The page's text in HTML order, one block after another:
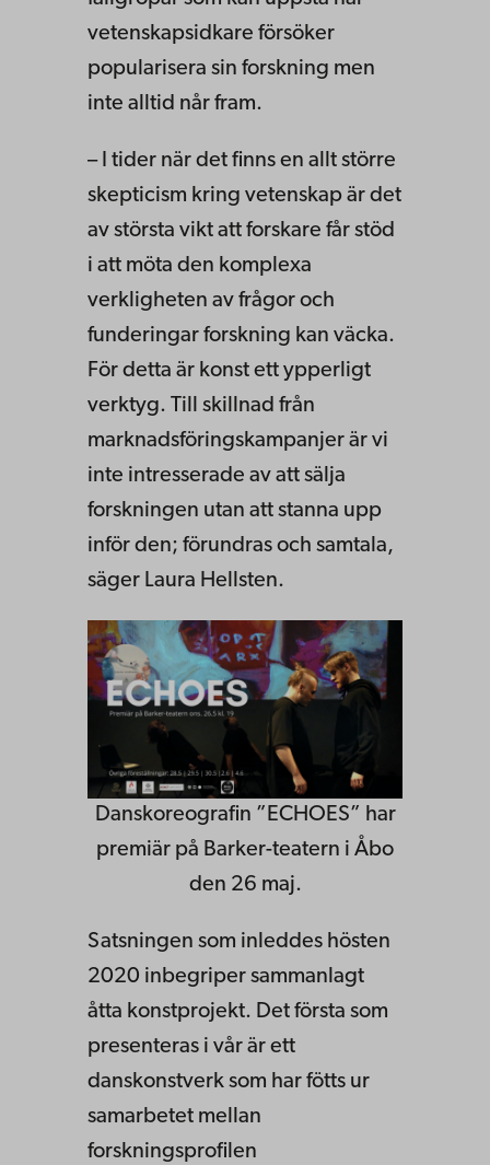
vetenskapsidkare försöker
popularisera sin forskning men
inte alltid når fram.
– I tider när det finns en allt större
skepticism kring vetenskap är det
av största vikt att forskare får stöd
i att möta den komplexa
verkligheten av frågor och
funderingar forskning kan väcka.
För detta är konst ett ypperligt
verktyg. Till skillnad från
marknadsföringskampanjer är vi
inte intresserade av att sälja
forskningen utan att stanna upp
inför den; förundras och samtala,
säger Laura Hellsten.
Danskoreografin ”ECHOES” har
premiär på Barker-teatern i Åbo
den 26 maj.
Satsningen som inleddes hösten
2020 inbegriper sammanlagt
åtta konstprojekt. Det första som
presenteras i vår är ett
danskonstverk som har fötts ur
samarbetet mellan
forskningsprofilen